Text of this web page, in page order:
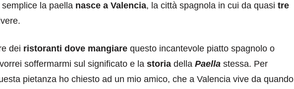
la paella nasce a Valencia, la città spagnola in cui da quasi tre
dei ristoranti dove mangiare questo incantevole piatto spagnolo o
soffermarmi sul significato e la storia della Paella stessa. Per
pietanza ho chiesto ad un mio amico, che a Valencia vive da quando